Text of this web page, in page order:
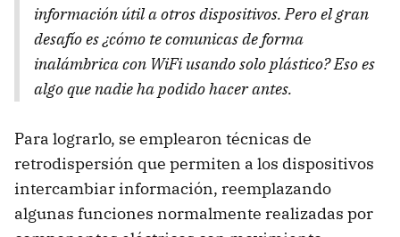
información útil a otros dispositivos. Pero el gran
desafío es ¿cómo te comunicas de forma
inalámbrica con WiFi usando solo plástico? Eso es
algo que nadie ha podido hacer antes.
Para lograrlo, se emplearon técnicas de
retrodispersión que permiten a los dispositivos
intercambiar información, reemplazando
algunas funciones normalmente realizadas por